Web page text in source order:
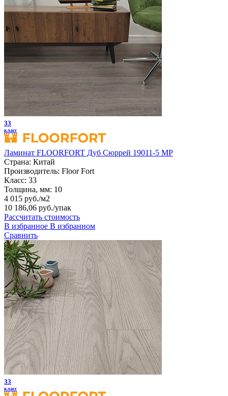
33
класс
Ламинат FLOORFORT Дуб Сюррей 19011-5 MP
Страна: Китай
Производитель: Floor Fort
Класс: 33
Толщина, мм: 10
4 015 руб./м2
10 186,06 руб./упак
Рассчитать стоимость
В избранное В избранном
Сравнить
33
класс